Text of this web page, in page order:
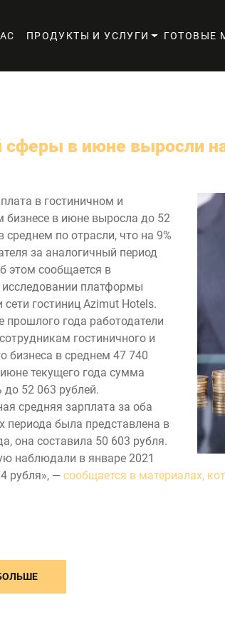
ПРОДУКТЫ И УСЛУГИ ГОТОВЫЕ
сферы в июне выросли
УЧЕТ В 1С
управленческой
расчета показателей в 1С
8. Модуль Финоко ...
ПОДРОБНЕЕ
При
в гостиничном и
бизнесе в июне выросла до 52
среднем по отрасли, что на 9%
за аналогичный период
этом сообщается в
платформы
сети гостиниц Azimut Hotels.
прошлого года работодатели
гостиничного и
бизнеса в среднем 47 740
текущего года сумма
до 52 063 рублей.
средняя зарплата за оба
периода была представлена в
она составила 50 603 рубля.
наблюдали в январе 2021
рубля», — сообщается в материалах,